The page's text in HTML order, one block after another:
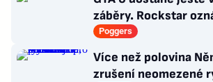
záběry. Rockstar
očekávanou
Poggers
Více než polovina
zrušení neomezené